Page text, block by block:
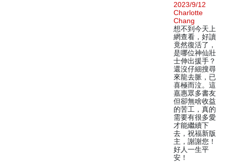
2023/9/12
Charlotte
Chang
想不到今天上
網查看，好讀
竟然復活了，
是哪位神仙壯
士伸出援手？
還沒仔細搜尋
來龍去脈，已
喜極而泣。這
嘉惠眾多書友
但卻無啥收益
的苦工，真的
需要有很多愛
才能繼續下
去，祝福新版
主，謝謝您！
好人一生平
安！